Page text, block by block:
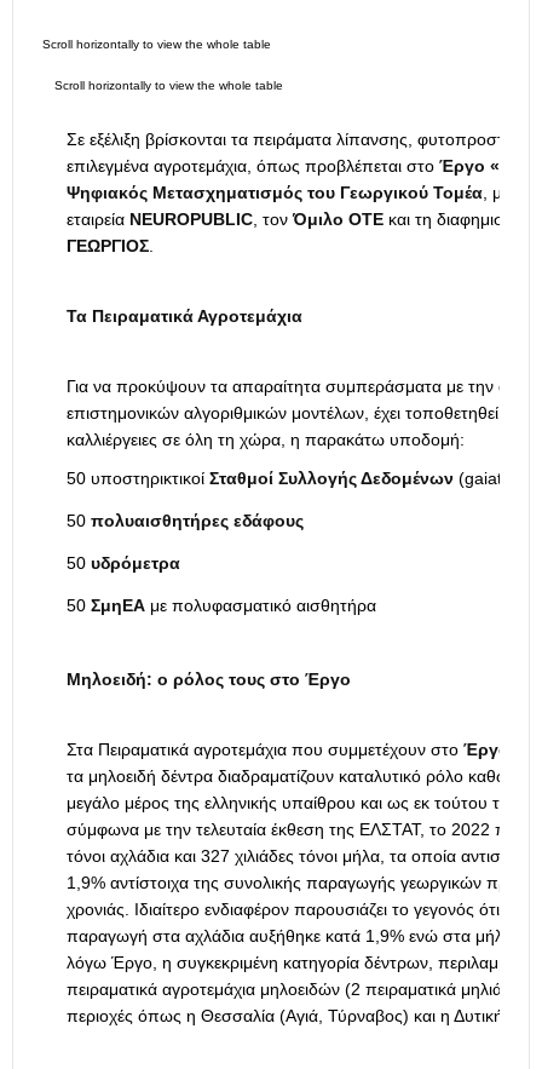
Σε εξέλιξη βρίσκονται τα πειράματα λίπανσης,
επιλεγμένα αγροτεμάχια, όπως προβλέπεται στο Έργο
Ψηφιακός Μετασχηματισμός του Γεωργικού Τομέα, με
εταιρεία NEUROPUBLIC, τονΌμιλο ΟΤΕ και τη διαφημιστική
ΓΕΩΡΓΙΟΣ.
Τα Πειραματικά Αγροτεμάχια
Για να προκύψουν τα απαραίτητα συμπεράσματα με την
επιστημονικών αλγοριθμικών μοντέλων, έχει τοποθετηθεί σε
καλλιέργειες σε όλη τη χώρα, η παρακάτω υποδομή:
50 υποστηρικτικοί Σταθμοί Συλλογής Δεδομένων (gaiatron
50 πολυαισθητήρες εδάφους
50 υδρόμετρα
50 ΣμηΕΑ με πολυφασματικό αισθητήρα
Μηλοειδή: ο ρόλος τους στο Έργο
Στα Πειραματικά αγροτεμάχια που συμμετέχουν στο Έργο
τα μηλοειδή δέντρα διαδραματίζουν καταλυτικό ρόλο καθώς
μεγάλο μέρος της ελληνικής υπαίθρου και ως εκ τούτου της
σύμφωνα με την τελευταία έκθεση της ΕΛΣΤΑΤ, το 2022
τόνοι αχλάδια και 327 χιλιάδες τόνοι μήλα, τα οποία
1,9% αντίστοιχα της συνολικής παραγωγής γεωργικών
χρονιάς. Ιδιαίτερο ενδιαφέρον παρουσιάζει το γεγονός ότι
παραγωγή στα αχλάδια αυξήθηκε κατά 1,9% ενώ στα μήλα
λόγω Έργο, η συγκεκριμένη κατηγορία δέντρων, περιλαμβάνει
πειραματικά αγροτεμάχια μηλοειδών (2 πειραματικά μηλιάς
περιοχές όπως η Θεσσαλία (Αγιά, Τύρναβος) και η Δυτική